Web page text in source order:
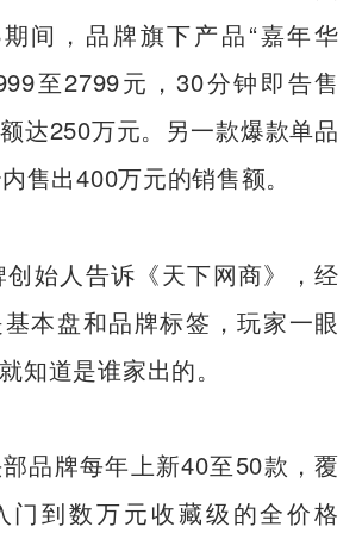
间，品牌旗下产品“嘉年华
至2799元，30分钟即告售
达250万元。另一款爆款单品
售出400万元的销售额。
始人告诉《天下网商》，经
本盘和品牌标签，玩家一眼
知道是谁家出的。
品牌每年上新40至50款，覆
门到数万元收藏级的全价格